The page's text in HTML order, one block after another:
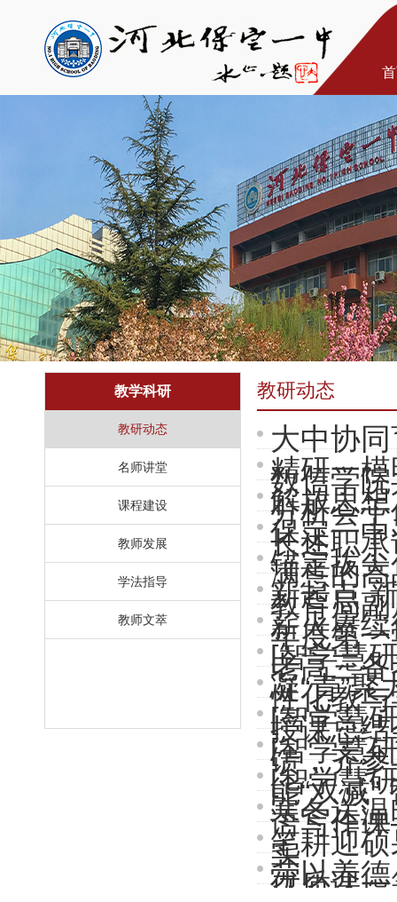
教学科研
教研动态
名师讲堂
课程建设
教师发展
学法指导
教师文萃
教研动态
大中协
数信学院
精研一
分析会
解放思
长述职
保定一
满意的
锚定拔
教育局
新起点
年度第
薪火赓
老高三
[智学慧
性化教
凝“青”
授课总
[智学慧
馈，齐参
[智学慧
能“双减”
[智学慧
语写作
寒冬送
实
笔耕迎
优质课
劳以养